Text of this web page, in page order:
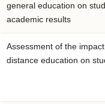
general education on
academic results
Assessment of the
distance education on